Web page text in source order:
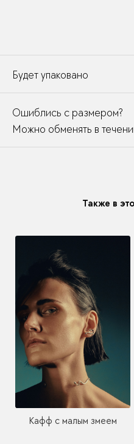
Будет упаковано
дополнено открыткой,
собрано в подарочный
Ошиблись с размером?
Можно обменять в
Также в
Кафф с малым змеем